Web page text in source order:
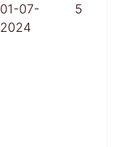
01-07-
2024
5